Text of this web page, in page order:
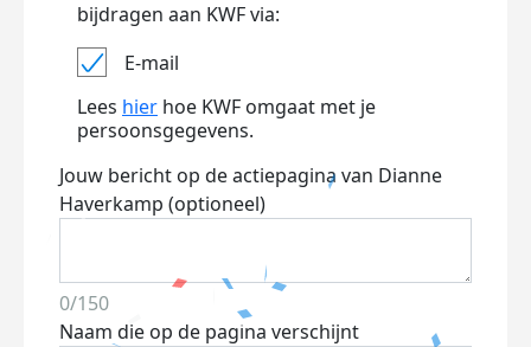
bijdragen aan KWF via:
E-mail
Lees hier hoe KWF omgaat met je
persoonsgegevens.
Jouw bericht op de actiepagina van Dianne
Haverkamp (optioneel)
0/150
Naam die op de pagina verschijnt